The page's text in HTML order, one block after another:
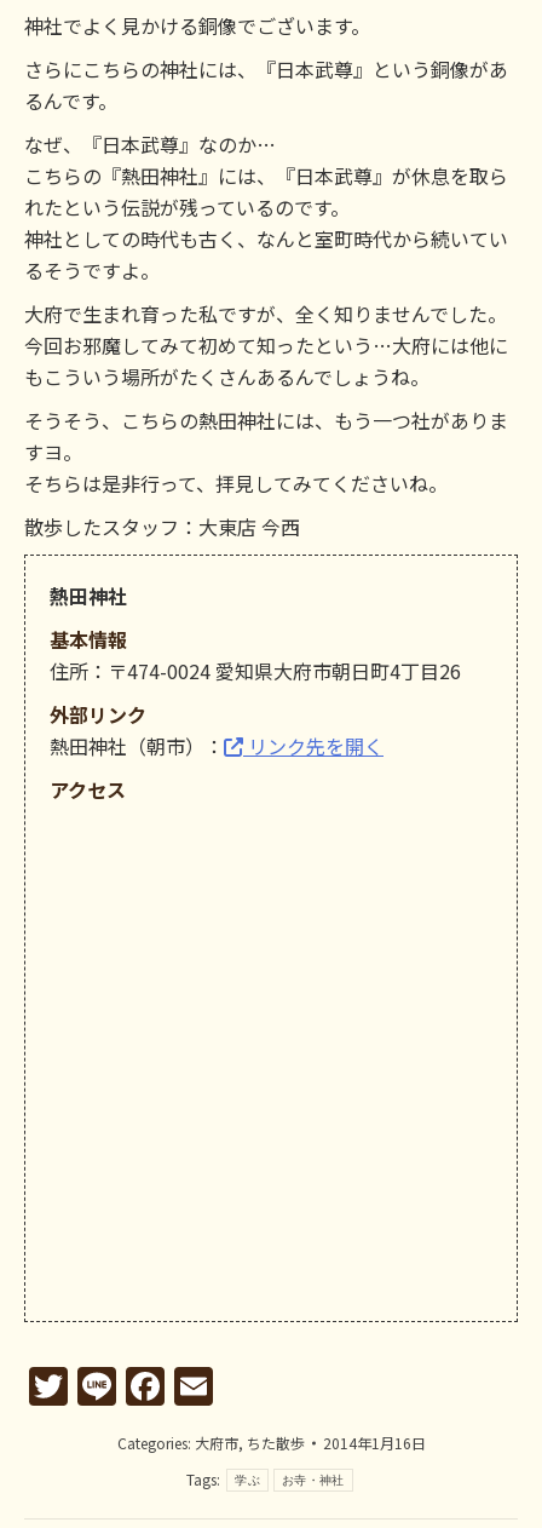
神社でよく見かける銅像でございます。
さらにこちらの神社には、『日本武尊』という銅像があ
るんです。
なぜ、『日本武尊』なのか…
こちらの『熱田神社』には、『日本武尊』が休息を取ら
れたという伝説が残っているのです。
神社としての時代も古く、なんと室町時代から続いてい
るそうですよ。
大府で生まれ育った私ですが、全く知りませんでした。
今回お邪魔してみて初めて知ったという…大府には他に
もこういう場所がたくさんあるんでしょうね。
そうそう、こちらの熱田神社には、もう一つ社がありま
すヨ。
そちらは是非行って、拝見してみてくださいね。
散歩したスタッフ：大東店 今西
熱田神社
基本情報
住所：〒474-0024 愛知県大府市朝日町4丁目26
外部リンク
熱田神社（朝市）：
リンク先を開く
アクセス
Twitter
LineFacebook
Categories: 大府市, ちた散歩
2014年1月16日
Tags:
学ぶ お寺・神社